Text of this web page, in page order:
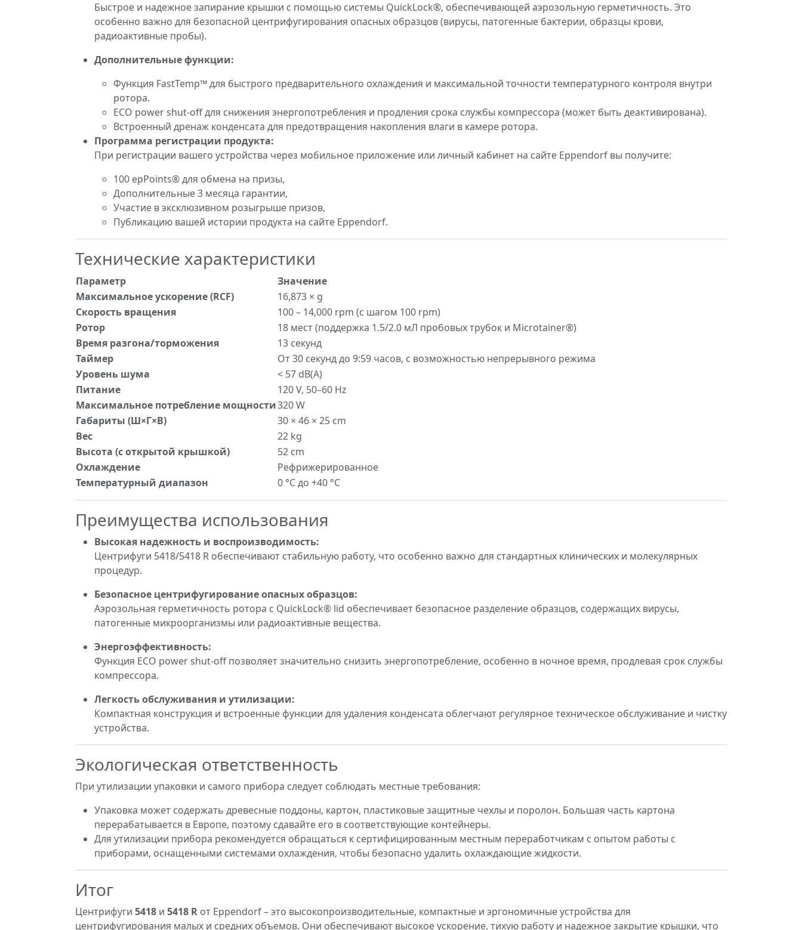
Быстрое и надежное запирание крышки с помощью системы QuickLock®, обеспечивающей аэрозольную герметичность. Это
особенно важно для безопасной центрифугирования опасных образцов (вирусы, патогенные бактерии, образцы крови,
радиоактивные пробы).
Дополнительные функции:
Функция FastTemp™ для быстрого предварительного охлаждения и максимальной точности температурного контроля внутри
ротора.
ECO power shut-off для снижения энергопотребления и продления срока службы компрессора (может быть деактивирована).
Встроенный дренаж конденсата для предотвращения накопления влаги в камере ротора.
Программа регистрации продукта:
При регистрации вашего устройства через мобильное приложение или личный кабинет на сайте Eppendorf вы получите:
100 epPoints® для обмена на призы,
Дополнительные 3 месяца гарантии,
Участие в эксклюзивном розыгрыше призов,
Публикацию вашей истории продукта на сайте Eppendorf.
Технические характеристики
Параметр
Значение
Максимальное ускорение (RCF)
16,873 × g
Скорость вращения
100 – 14,000 rpm (с шагом 100 rpm)
Ротор
18 мест (поддержка 1.5/2.0 мЛ пробовых трубок и Microtainer®)
Время разгона/торможения
13 секунд
Таймер
От 30 секунд до 9:59 часов, с возможностью непрерывного режима
Уровень шума
< 57 dB(A)
Питание
120 V, 50–60 Hz
Максимальное потребление мощности320 W
Габариты (Ш×Г×В)
30 × 46 × 25 cm
Вес
22 kg
Высота (с открытой крышкой)
52 cm
Охлаждение
Рефрижерированное
Температурный диапазон
0 °C до +40 °C
Преимущества использования
Высокая надежность и воспроизводимость:
Центрифуги 5418/5418 R обеспечивают стабильную работу, что особенно важно для стандартных клинических и молекулярных
процедур.
Безопасное центрифугирование опасных образцов:
Аэрозольная герметичность ротора с QuickLock® lid обеспечивает безопасное разделение образцов, содержащих вирусы,
патогенные микроорганизмы или радиоактивные вещества.
Энергоэффективность:
Функция ECO power shut-off позволяет значительно снизить энергопотребление, особенно в ночное время, продлевая срок службы
компрессора.
Легкость обслуживания и утилизации:
Компактная конструкция и встроенные функции для удаления конденсата облегчают регулярное техническое обслуживание и чистку
устройства.
Экологическая ответственность
При утилизации упаковки и самого прибора следует соблюдать местные требования:
Упаковка может содержать древесные поддоны, картон, пластиковые защитные чехлы и поролон. Большая часть картона
перерабатывается в Европе, поэтому сдавайте его в соответствующие контейнеры.
Для утилизации прибора рекомендуется обращаться к сертифицированным местным переработчикам с опытом работы с
приборами, оснащенными системами охлаждения, чтобы безопасно удалить охлаждающие жидкости.
Итог
Центрифуги 5418 и 5418 R от Eppendorf – это высокопроизводительные, компактные и эргономичные устройства для
центрифугирования малых и средних объемов. Они обеспечивают высокое ускорение, тихую работу и надежное закрытие крышки, что